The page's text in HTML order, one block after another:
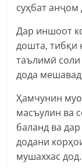
суҳбат анҷом
Дар иншоот
дошта, тибқи
таълимӣ
дода
Ҳамчунин
масъулин ва
баланд ва
додани
мушаххас дод.